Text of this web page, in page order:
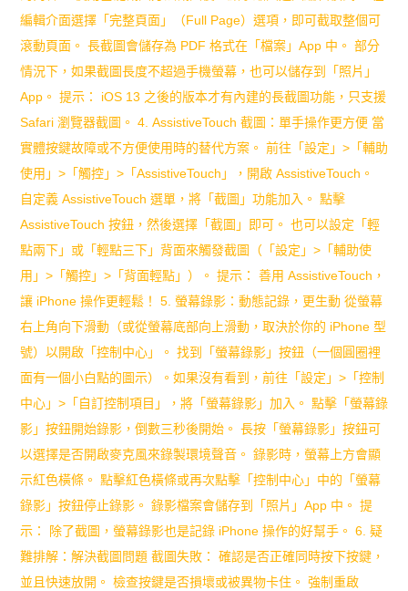
高
效
提
升
孩
子
專
注
力
秘
訣！
編輯介面選擇「完整頁面」（Full Page）選項，即可截取整個可
滾動頁面。 長截圖會儲存為 PDF 格式在「檔案」App 中。 部分
情況下，如果截圖長度不超過手機螢幕，也可以儲存到「照片」
App。 提示： iOS 13 之後的版本才有內建的長截圖功能，只支援
Safari 瀏覽器截圖。 4. AssistiveTouch 截圖：單手操作更方便 當
實體按鍵故障或不方便使用時的替代方案。 前往「設定」>「輔助
使用」>「觸控」>「AssistiveTouch」，開啟 AssistiveTouch。
自定義 AssistiveTouch 選單，將「截圖」功能加入。 點擊
AssistiveTouch 按鈕，然後選擇「截圖」即可。 也可以設定「輕
點兩下」或「輕點三下」背面來觸發截圖（「設定」>「輔助使
用」>「觸控」>「背面輕點」）。 提示： 善用 AssistiveTouch，
讓 iPhone 操作更輕鬆！ 5. 螢幕錄影：動態記錄，更生動 從螢幕
右上角向下滑動（或從螢幕底部向上滑動，取決於你的 iPhone 型
號）以開啟「控制中心」。 找到「螢幕錄影」按鈕（一個圓圈裡
面有一個小白點的圖示）。如果沒有看到，前往「設定」>「控制
中心」>「自訂控制項目」，將「螢幕錄影」加入。 點擊「螢幕錄
影」按鈕開始錄影，倒數三秒後開始。 長按「螢幕錄影」按鈕可
以選擇是否開啟麥克風來錄製環境聲音。 錄影時，螢幕上方會顯
示紅色橫條。 點擊紅色橫條或再次點擊「控制中心」中的「螢幕
錄影」按鈕停止錄影。 錄影檔案會儲存到「照片」App 中。 提
示： 除了截圖，螢幕錄影也是記錄 iPhone 操作的好幫手。 6. 疑
難排解：解決截圖問題 截圖失敗： 確認是否正確同時按下按鍵，
並且快速放開。 檢查按鍵是否損壞或被異物卡住。 強制重啟